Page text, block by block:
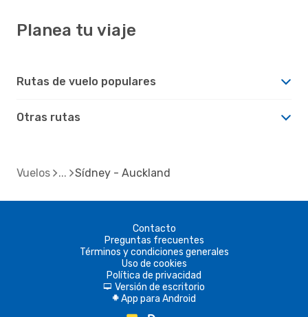
Planea tu viaje
Rutas de vuelo populares
Otras rutas
Vuelos Sídney - Auckland
Contacto
Preguntas frecuentes
Términos y condiciones generales
Uso de cookies
Política de privacidad
d Versión de escritorio
A App para Android